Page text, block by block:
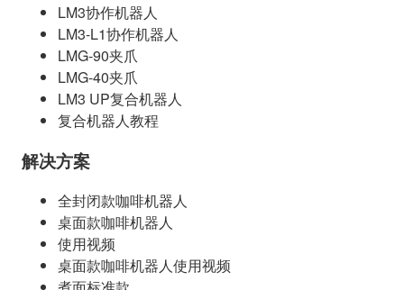
LM3协作机器人
LM3-L1协作机器人
LMG-90夹爪
LMG-40夹爪
LM3 UP复合机器人
复合机器人教程
解决方案
全封闭款咖啡机器人
桌面款咖啡机器人
使用视频
桌面款咖啡机器人使用视频